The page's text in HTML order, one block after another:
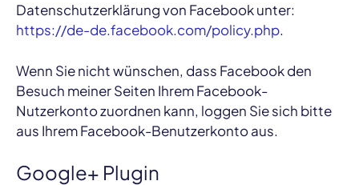
Datenschutzerklärung von Facebook unter:
https://de-de.facebook.com/policy.php.
Wenn Sie nicht wünschen, dass Facebook den
Besuch meiner Seiten Ihrem Facebook-
Nutzerkonto zuordnen kann, loggen Sie sich bitte
aus Ihrem Facebook-Benutzerkonto aus.
Google+ Plugin